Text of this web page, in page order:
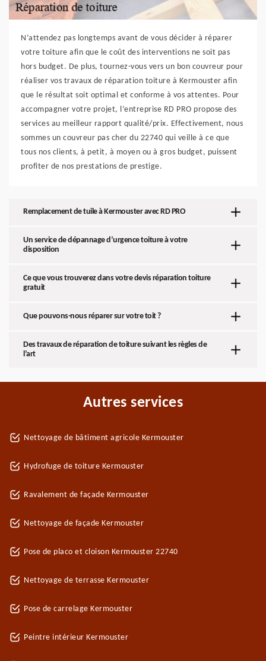
N’attendez pas longtemps avant de vous décider à réparer
votre toiture afin que le coût des interventions ne soit pas
hors budget. De plus, tournez-vous vers un bon couvreur pour
réaliser vos travaux de réparation toiture à Kermouster afin
que le résultat soit optimal et conforme à vos attentes. Pour
accompagner votre projet, l’entreprise RD PRO propose des
services au meilleur rapport qualité/prix. Effectivement, nous
sommes un couvreur pas cher du 22740 qui veille à ce que
tous nos clients, à petit, à moyen ou à gros budget, puissent
profiter de nos prestations de prestige.
Remplacement de tuile à Kermouster avec RD PRO
Un service de dépannage d’urgence toiture à votre
disposition
Ce que vous trouverez dans votre devis réparation toiture
gratuit
Que pouvons-nous réparer sur votre toit ?
Des travaux de réparation de toiture suivant les règles de
l’art
Autres services
Nettoyage de bâtiment agricole Kermouster
Hydrofuge de toiture Kermouster
Ravalement de façade Kermouster
Nettoyage de façade Kermouster
Pose de placo et cloison Kermouster 22740
Nettoyage de terrasse Kermouster
Pose de carrelage Kermouster
Peintre intérieur Kermouster